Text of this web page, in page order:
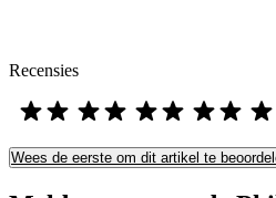
Recensies
Wees de eerste om dit artikel te